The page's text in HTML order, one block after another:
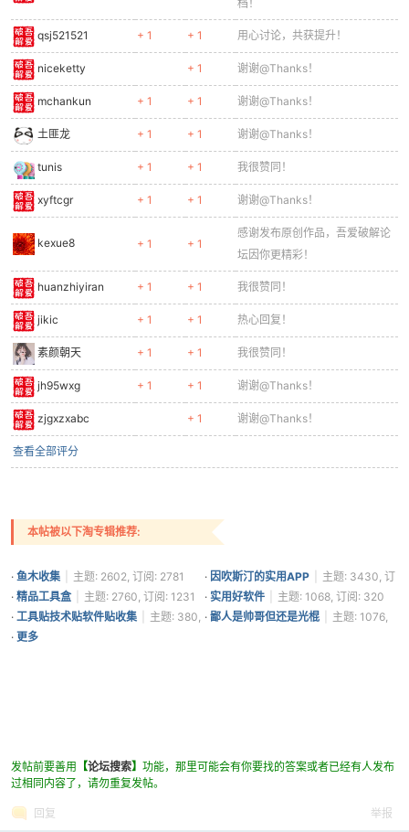
档！
qsj521521 + 1 + 1 用心讨论，共获提升！
niceketty + 1 谢谢@Thanks！
mchankun + 1 + 1 谢谢@Thanks！
土匪龙 + 1 + 1 谢谢@Thanks！
tunis + 1 + 1 我很赞同！
xyftcgr + 1 + 1 谢谢@Thanks！
kexue8 + 1 + 1
感谢发布原创作品，吾爱破解论
坛因你更精彩！
huanzhiyiran + 1 + 1 我很赞同！
jikic + 1 + 1 热心回复！
素颜朝天 + 1 + 1 我很赞同！
jh95wxg + 1 + 1 谢谢@Thanks！
zjgxzxabc + 1 谢谢@Thanks！
查看全部评分
本帖被以下淘专辑推荐:
· 鱼木收集 主题: 2602, 订阅: 2781 · 因吹斯汀的实用APP
主题: 3430, 订
阅: 1361
· 精品工具盒 主题: 2760, 订阅: 1231 · 实用好软件
主题: 1068, 订阅: 320
· 工具贴技术贴软件贴收集
主题: 380,
订阅: 298
· 鄙人是帅哥但还是光棍
主题: 1076,
· 更多
发帖前要善用 【论坛搜索】 功能，那里可能会有你要找的答案或者已经有人发布
过相同内容了，请勿重复发帖。
回复 举报